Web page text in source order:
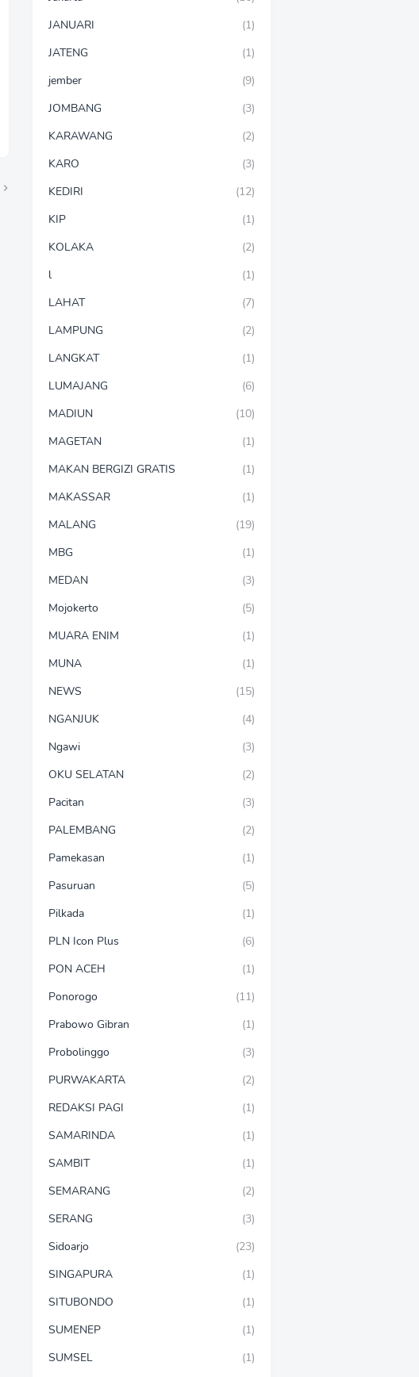
JANUARI
(1)
JATENG
(1)
jember
(9)
JOMBANG
(3)
KARAWANG
(2)
KARO
(3)
KEDIRI
(12)
KIP
(1)
KOLAKA
(2)
l
(1)
LAHAT
(7)
LAMPUNG
(2)
LANGKAT
(1)
LUMAJANG
(6)
MADIUN
(10)
MAGETAN
(1)
MAKAN BERGIZI GRATIS
(1)
MAKASSAR
(1)
MALANG
(19)
MBG
(1)
MEDAN
(3)
Mojokerto
(5)
MUARA ENIM
(1)
MUNA
(1)
NEWS
(15)
NGANJUK
(4)
Ngawi
(3)
OKU SELATAN
(2)
Pacitan
(3)
PALEMBANG
(2)
Pamekasan
(1)
Pasuruan
(5)
Pilkada
(1)
PLN Icon Plus
(6)
PON ACEH
(1)
Ponorogo
(11)
Prabowo Gibran
(1)
Probolinggo
(3)
PURWAKARTA
(2)
REDAKSI PAGI
(1)
SAMARINDA
(1)
SAMBIT
(1)
SEMARANG
(2)
SERANG
(3)
Sidoarjo
(23)
SINGAPURA
(1)
SITUBONDO
(1)
SUMENEP
(1)
SUMSEL
(1)